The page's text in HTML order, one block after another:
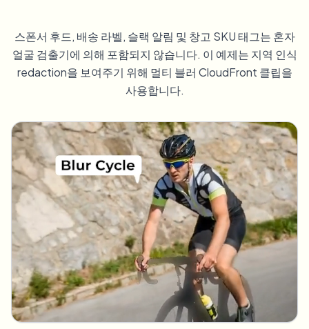
화면 녹화 블러
거리 인터뷰 블러
게임 및 스트림 블러
배경 블러
무엇이든 블러
AI Video Object Remover
사진 얼굴 흐리기
얼굴 익명화
음성 익명화 도구
얼굴 교체 - 이미지
얼굴 교체 - 동영상
소매 및 전자상거래
매장 및 창고 영상
공공 부문
FOIA, 안전한 공개 및 편집
대량 얼굴 익명화
대량 배치, 보존 및 SLA
대량 번호판 블러
차량, 블랙박스 및 주차장 대규모 처리
대량 얼굴 블러
고처리량 파이프라인
Whitepapers
제품
스폰서 후드, 배송 라벨, 슬랙 알림 및 창고 SKU 태그는 혼자
얼굴 검출기에 의해 포함되지 않습니다. 이 예제는 지역 인식
redaction을 보여주기 위해 멀티 블러 CloudFront 클립을
사용합니다.